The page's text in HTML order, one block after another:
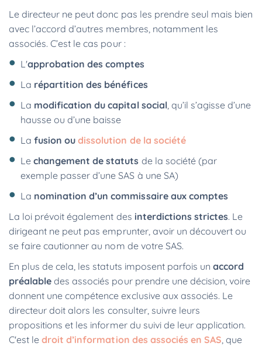
Le directeur ne peut donc pas les prendre seul mais bien
avec l’accord d’autres membres, notamment les
associés. C’est le cas pour :
L'approbation des comptes
La répartition des bénéfices
La modification du capital social, qu’il s’agisse d’une
hausse ou d’une baisse
Lafusion oudissolution de la société
Lechangement de statuts de la société (par
exemple passer d’une SAS à une SA)
La nomination d’un commissaire aux comptes
La loi prévoit également des interdictions strictes. Le
dirigeant ne peut pas emprunter, avoir un découvert ou
se faire cautionner au nom de votre SAS.
En plus de cela, les statuts imposent parfois un accord
préalable des associés pour prendre une décision, voire
donnent une compétence exclusive aux associés. Le
directeur doit alors les consulter, suivre leurs
propositions et les informer du suivi de leur application.
C'est ledroit d’information des associés en SAS, que